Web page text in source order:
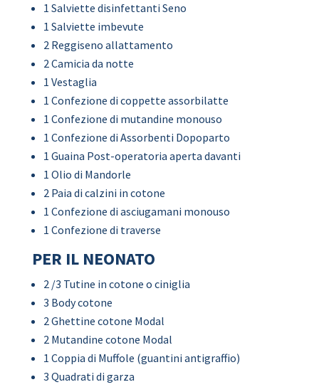
1 Salviette disinfettanti Seno
1 Salviette imbevute
2 Reggiseno allattamento
2 Camicia da notte
1 Vestaglia
1 Confezione di coppette assorbilatte
1 Confezione di mutandine monouso
1 Confezione di Assorbenti Dopoparto
1 Guaina Post-operatoria aperta davanti
1 Olio di Mandorle
2 Paia di calzini in cotone
1 Confezione di asciugamani monouso
1 Confezione di traverse
PER IL NEONATO
2 /3 Tutine in cotone o ciniglia
3 Body cotone
2 Ghettine cotone Modal
2 Mutandine cotone Modal
1 Coppia di Muffole (guantini antigraffio)
3 Quadrati di garza